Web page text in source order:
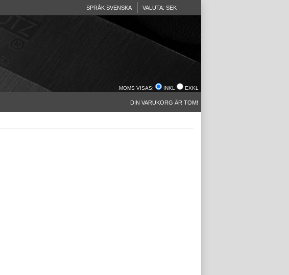
SPRÅK SVENSKA VALUTA: SEK
MOMS VISAS: INKL EXKL
DIN VARUKORG ÄR TOM!